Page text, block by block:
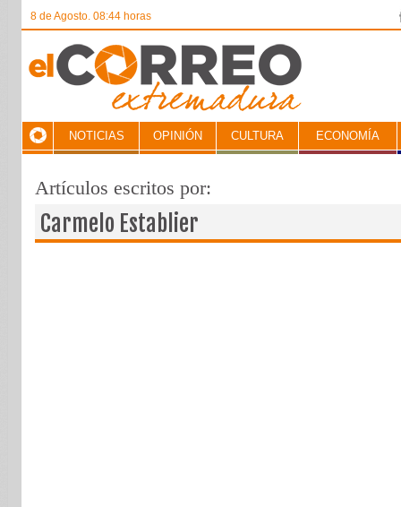
8 de Agosto. 08:44 horas
NOTICIAS OPINIÓN CULTURA ECONOMÍA
Artículos escritos por:
Carmelo Establier